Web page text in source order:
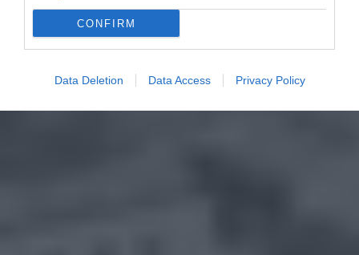
CONFIRM
Data Deletion Data Access Privacy Policy